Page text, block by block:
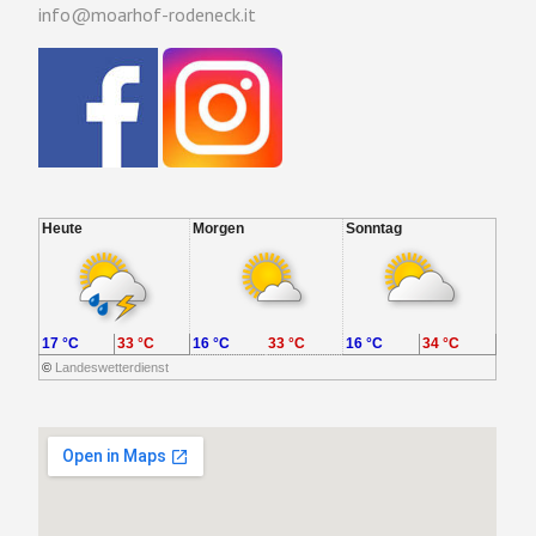
info@moarhof-rodeneck.it
Heute Morgen Sonntag
© Landeswetterdienst
17 °C 33 °C 16 °C 33 °C 16 °C 34 °C